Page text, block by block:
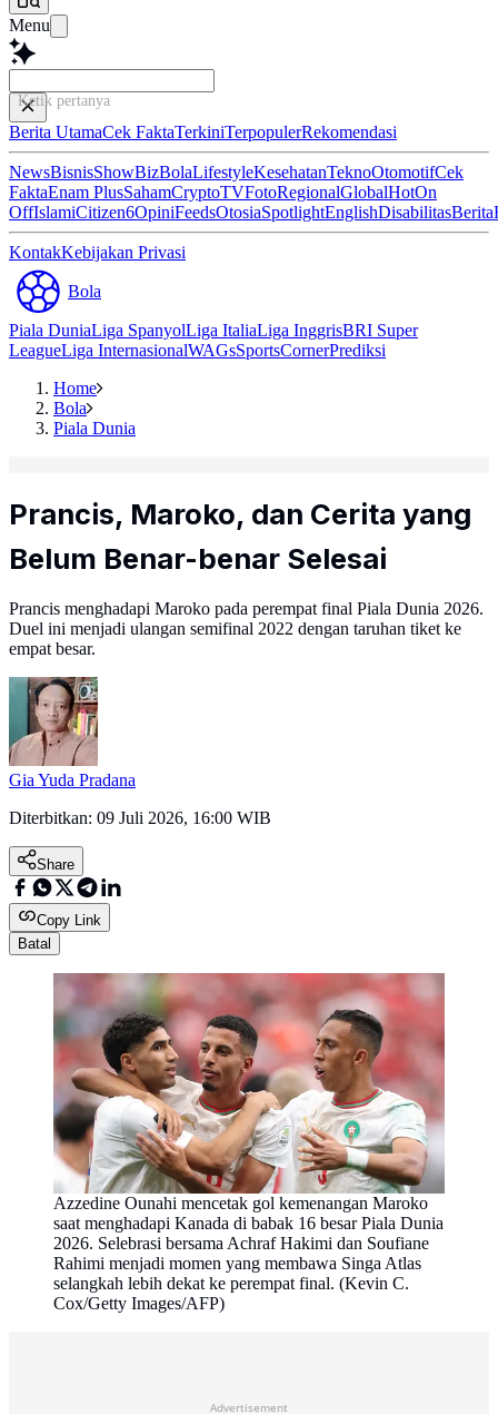
Menu
Ketik pertanyaanmu di sini..
Berita UtamaCek FaktaTerkiniTerpopulerRekomendasi
NewsBisnisShowBizBolaLifestyleKesehatanTeknoOtomotifCek
FaktaEnam PlusSahamCryptoTVFotoRegionalGlobalHotOn
OffIslamiCitizen6OpiniFeedsOtosiaSpotlightEnglishDisabilitasBerita
KontakKebijakan Privasi
Bola
Piala DuniaLiga SpanyolLiga ItaliaLiga InggrisBRI Super
LeagueLiga InternasionalWAGsSportsCornerPrediksi
Home
Bola
Piala Dunia
Prancis, Maroko, dan Cerita yang
Belum Benar-benar Selesai
Prancis menghadapi Maroko pada perempat final Piala Dunia 2026.
Duel ini menjadi ulangan semifinal 2022 dengan taruhan tiket ke
empat besar.
Gia Yuda Pradana
Diterbitkan: 09 Juli 2026, 16:00 WIB
Share
Copy Link
Batal
Azzedine Ounahi mencetak gol kemenangan Maroko
saat menghadapi Kanada di babak 16 besar Piala Dunia
2026. Selebrasi bersama Achraf Hakimi dan Soufiane
Rahimi menjadi momen yang membawa Singa Atlas
selangkah lebih dekat ke perempat final. (Kevin C.
Cox/Getty Images/AFP)
Advertisement